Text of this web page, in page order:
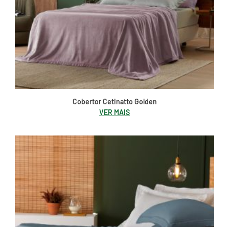
Cobertor Cetinatto Golden
VER MAIS